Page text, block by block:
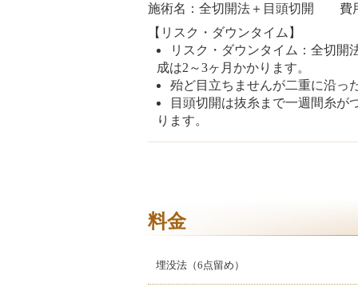
施術名：全切開法＋目頭切開 費
【リスク・ダウンタイム】
リスク・ダウンタイム：全切開
成は2～3ヶ月かかります。
殆ど目立ちませんが二重に沿っ
目頭切開は抜糸まで一週間糸が
ります。
料金
埋没法（6点留め）